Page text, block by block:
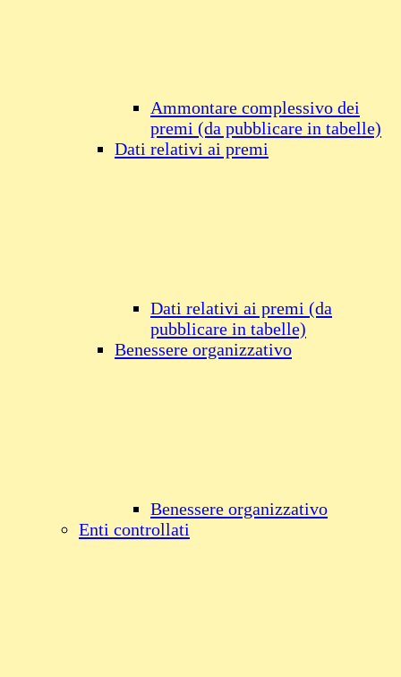
Ammontare complessivo dei
premi (da pubblicare in tabelle)
Dati relativi ai premi
Dati relativi ai premi (da
pubblicare in tabelle)
Benessere organizzativo
Benessere organizzativo
Enti controllati